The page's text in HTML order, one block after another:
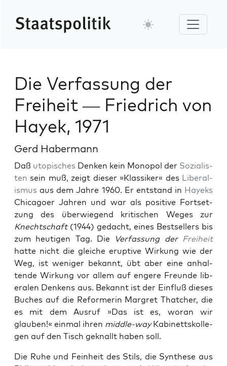
Die Verfassung der
Freiheit — Friedrich von
Hayek, 1971
Gerd Habermann
Daß utopis­ches Denken kein Monopol der Sozial­is­
ten sein muß, zeigt dieser »Klas­sik­er« des Lib­er­al­
is­mus aus dem Jahre 1960. Er ent­stand in Hayeks
Chica­go­er Jahren und war als pos­i­tive Fort­set­
zung des über­wiegend kri­tis­chen Weges zur
Knechtschaft (1944) gedacht, eines Best­sellers bis
zum heuti­gen Tag. Die Ver­fas­sung der Frei­heit
hat­te nicht die gle­iche erup­tive Wirkung wie der
Weg, ist weniger bekan­nt, übt aber eine anhal­
tende Wirkung vor allem auf engere Fre­unde lib­
eralen Denkens aus. Bekan­nt ist der Ein­fluß dieses
Buch­es auf die Reformerin Mar­gret Thatch­er, die
es mit dem Aus­ruf »Das ist es, woran wir
glauben!« ein­mal ihren mid­dle-wayKabi­nettskol­le­
gen auf den Tisch gek­nallt haben soll.
Die Ruhe und Fein­heit des Stils, die Syn­these aus